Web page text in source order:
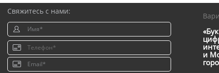
Свяжитесь с нами:
и